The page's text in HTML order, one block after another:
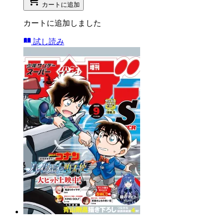
カートに追加
カートに追加しました
試し読み